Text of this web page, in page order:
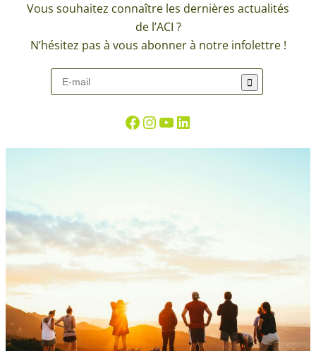
Vous souhaitez connaître les dernières actualités
de l’ACI ?
N’hésitez pas à vous abonner à notre infolettre !
